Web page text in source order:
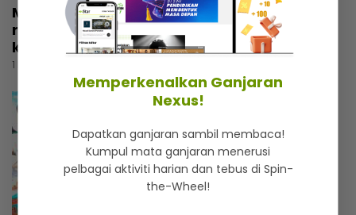
Macam tak percaya umur dah 57 tahun,
rupanya ini amalan mudah Rashdan Baba
kekal awet muda
1 hari lalu
Memperkenalkan Ganjaran
Nexus!
Dapatkan ganjaran sambil membaca!
Kumpul mata ganjaran menerusi
pelbagai aktiviti harian dan tebus di Spin-
the-Wheel!